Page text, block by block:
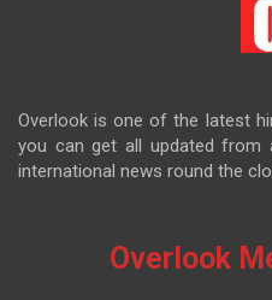
Overlook is one of the latest
you can get all updated from
international news round the
Overlook